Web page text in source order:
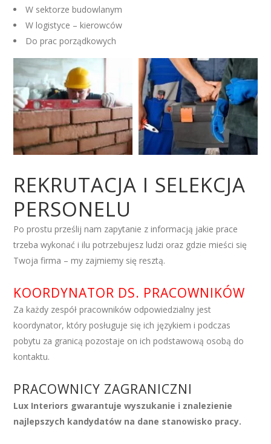
W sektorze budowlanym
W logistyce – kierowców
Do prac porządkowych
REKRUTACJA I SELEKCJA
PERSONELU
Po prostu prześlij nam zapytanie z informacją jakie prace
trzeba wykonać i ilu potrzebujesz ludzi oraz gdzie mieści się
Twoja firma – my zajmiemy się resztą.
KOORDYNATOR DS. PRACOWNIKÓW
Za każdy zespół pracowników odpowiedzialny jest
koordynator, który posługuje się ich językiem i podczas
pobytu za granicą pozostaje on ich podstawową osobą do
kontaktu.
PRACOWNICY ZAGRANICZNI
Lux Interiors gwarantuje wyszukanie i znalezienie
najlepszych kandydatów na dane stanowisko pracy.